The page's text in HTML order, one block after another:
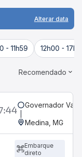
Alterar data
- 11h59 12h00 -
Recomendado
Governador
Medina, MG
Embarque
direto